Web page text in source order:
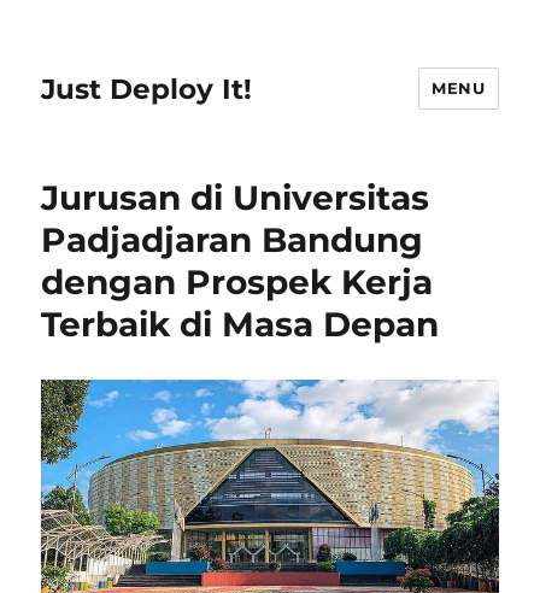
Just Deploy It! MENU
Jurusan di Universitas
Padjadjaran Bandung
dengan Prospek Kerja
Terbaik di Masa Depan